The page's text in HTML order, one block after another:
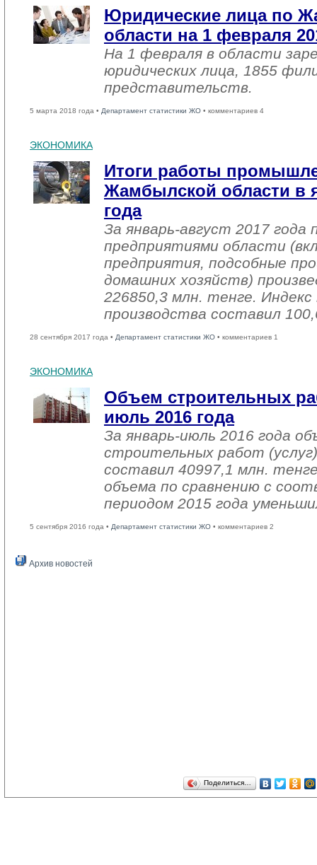
Юридические лица по
области на 1 февраля
На 1 февраля в области
юридических лица, 1855
представительств.
5 марта 2018 года • Департамент статистики ЖО • комментариев 4
ЭКОНОМИКА
Итоги работы
Жамбылской области в
года
За январь-август 2017
предприятиями области
предприятия, подсобные
домашних хозяйств)
226850,3 млн. тенге.
производства составил
28 сентября 2017 года • Департамент статистики ЖО • комментариев 1
ЭКОНОМИКА
Объем строительных
июль 2016 года
За январь-июль 2016 года
строительных работ
составил 40997,1 млн.
объема по сравнению с
периодом 2015 года
5 сентября 2016 года • Департамент статистики ЖО • комментариев 2
Архив новостей
Поделиться…